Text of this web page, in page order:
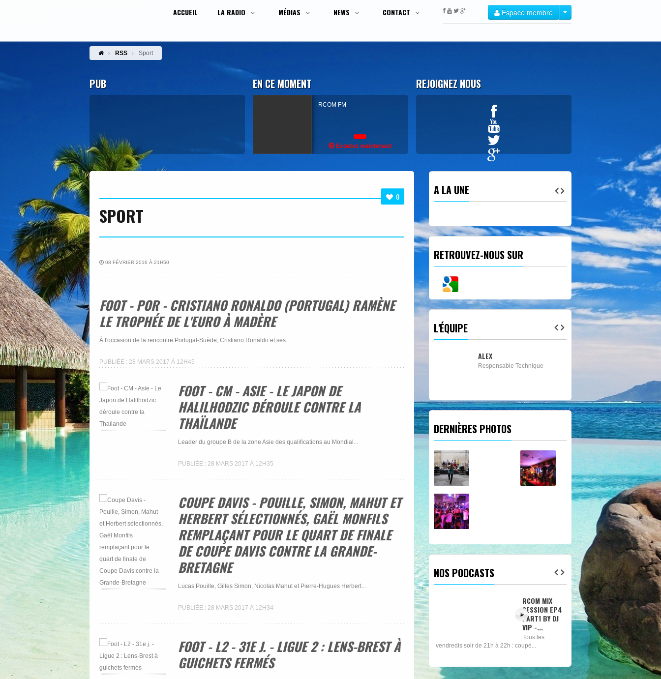
Espace membre
ACCUEIL LA RADIO MÉDIAS NEWS CONTACT
RSS Sport
PUB EN CE MOMENT
RCOM FM
Ecoutez maintenant
REJOIGNEZ NOUS
0
SPORT
08 FÉVRIER 2016 À 21H50
FOOT - POR - CRISTIANO RONALDO (PORTUGAL) RAMÈNE
LE TROPHÉE DE L'EURO À MADÈRE
À l'occasion de la rencontre Portugal-Suède, Cristiano Ronaldo et ses...
PUBLIÉE : 28 MARS 2017 À 12H45
FOOT - CM - ASIE - LE JAPON DE
HALILHODZIC DÉROULE CONTRE LA
THAÏLANDE
Leader du groupe B de la zone Asie des qualifications au Mondial...
PUBLIÉE : 28 MARS 2017 À 12H35
COUPE DAVIS - POUILLE, SIMON, MAHUT ET
HERBERT SÉLECTIONNÉS, GAËL MONFILS
REMPLAÇANT POUR LE QUART DE FINALE
DE COUPE DAVIS CONTRE LA GRANDE-
BRETAGNE
Lucas Pouille, Gilles Simon, Nicolas Mahut et Pierre-Hugues Herbert...
PUBLIÉE : 28 MARS 2017 À 12H34
FOOT - L2 - 31E J. - LIGUE 2 : LENS-BREST À
GUICHETS FERMÉS
A LA UNE
RETROUVEZ-NOUS SUR
L'ÉQUIPE
DJ PRINCE
DJ
DERNIÈRES PHOTOS
NOS PODCASTS
RCOM MIX
SESSION EP6
- DANCEHALL
Tous les
vendredis soir
de 21h à 22h : coupé...